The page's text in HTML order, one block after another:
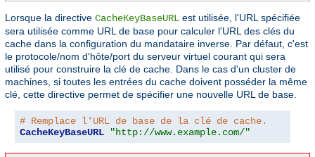
Lorsque la directive CacheKeyBaseURL est utilisée, l'URL spécifiée
sera utilisée comme URL de base pour calculer l'URL des clés du
cache dans la configuration du mandataire inverse. Par défaut, c'est
le protocole/nom d'hôte/port du serveur virtuel courant qui sera
utilisé pour construire la clé de cache. Dans le cas d'un cluster de
machines, si toutes les entrées du cache doivent posséder la même
clé, cette directive permet de spécifier une nouvelle URL de base.
# Remplace l'URL de base de la clé de cache.
CacheKeyBaseURL
"http://www.example.com/"